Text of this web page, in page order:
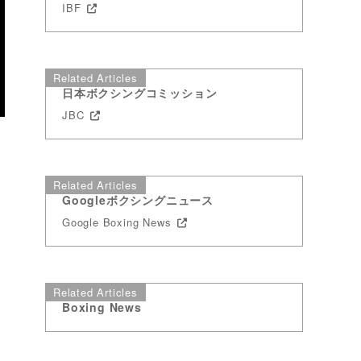
IBF
Related Articles
日本ボクシングコミッション
JBC
Related Articles
Googleボクシングニュース
Google Boxing News
Related Articles
Boxing News